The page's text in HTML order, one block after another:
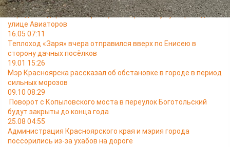
25.05 16:45
Городские дорожники приступили к ремонту путепровода на
улице Авиаторов
16.05 07:11
Теплоход «Заря» вчера отправился вверх по Енисею в
сторону дачных посёлков
19.01 15:26
Мэр Красноярска рассказал об обстановке в городе в период
сильных морозов
09.10 08:29
Поворот с Копыловского моста в переулок Боготольский
будут закрыты до конца года
25.08 04:55
Администрация Красноярского края и мэрия города
поссорились из-за ухабов на дороге